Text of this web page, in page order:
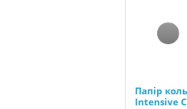
Папір
Intensive